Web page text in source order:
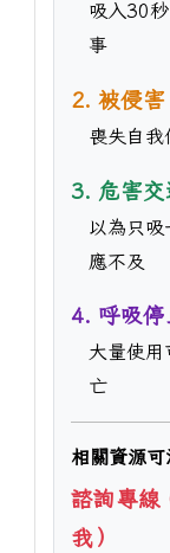
吸入30
事
2. 被侵害
喪失自我
3. 危害交
以為只吸
應不及
4. 呼吸停
大量使用
亡
相關資源可
諮詢專線
我）